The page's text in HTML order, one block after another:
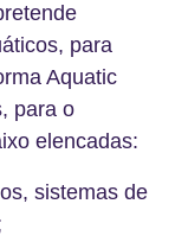
para
Aquatic
para o
elencadas:
sistemas de